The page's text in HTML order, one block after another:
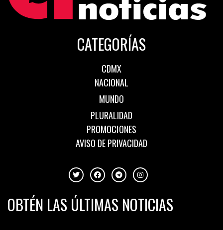
CATEGORÍAS
CDMX
NACIONAL
MUNDO
PLURALIDAD
PROMOCIONES
AVISO DE PRIVACIDAD
OBTÉN LAS ÚLTIMAS NOTICIAS